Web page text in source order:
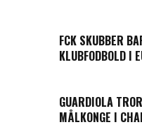
FCK SKUBBER
KLUBFODBOLD I
GUARDIOLA
MÅLKONGE I